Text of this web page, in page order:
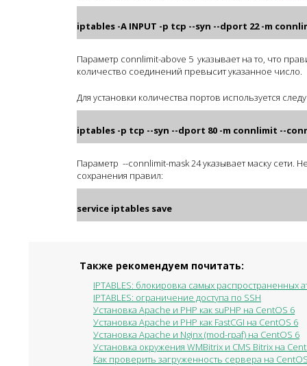
iptables -A INPUT -p tcp --syn --dport 22 -m
Параметр connlimit-above 5 указывает на то, что
количество соединений превысит указанное число.
Для установки количества портов используется
iptables -p tcp --syn --dport 80 -m connlimit --
Параметр --connlimit-mask 24 указывает маску сети.
сохранения правил:
service iptables save
Также рекомендуем почитать:
IPTABLES: блокировка самых распространенных
IPTABLES: ограничение доступа по SSH
Установка Apache и PHP как suPHP на CentOS 6
Установка Apache и PHP как FastCGI на CentOS 6
Установка Apache и Nginx (mod-rpaf) на CentOS 6
Установка окружения WMBitrix и CMS Bitrix на
Как проверить загруженность сервера на